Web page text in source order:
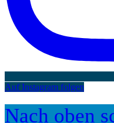
Auf Instagram folgen
Nach oben